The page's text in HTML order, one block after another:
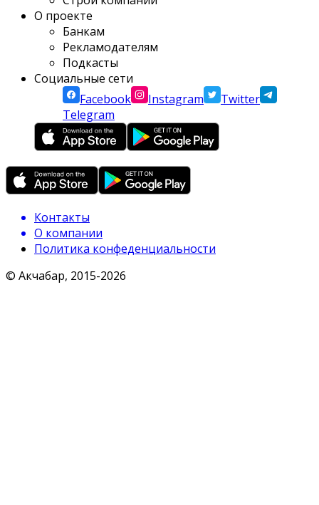
О проекте
Банкам
Рекламодателям
Подкасты
Социальные сети
Facebook
Instagram
Twitter
Telegram
Контакты
О компании
Политика конфеденциальности
© Акчабар, 2015-2026